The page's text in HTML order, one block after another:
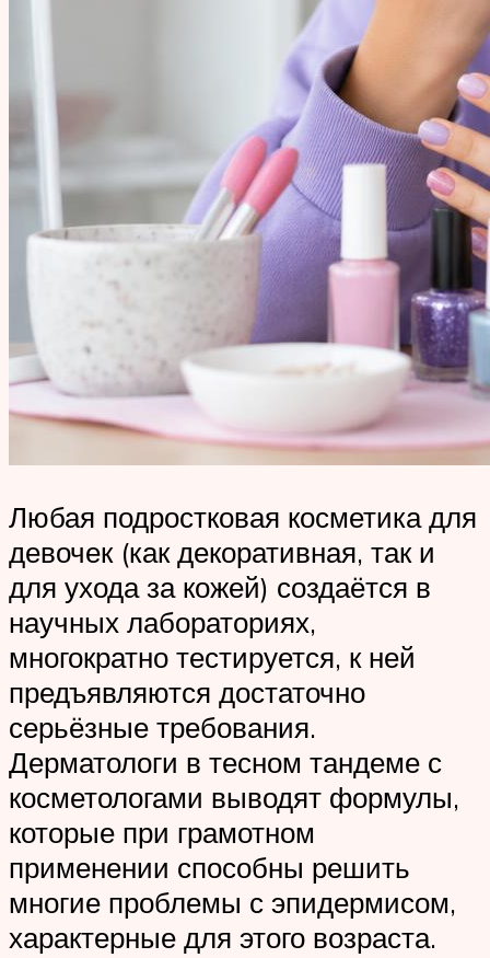
Любая подростковая косметика для
девочек (как декоративная, так и
для ухода за кожей) создаётся в
научных лабораториях,
многократно тестируется, к ней
предъявляются достаточно
серьёзные требования.
Дерматологи в тесном тандеме с
косметологами выводят формулы,
которые при грамотном
применении способны решить
многие проблемы с эпидермисом,
характерные для этого возраста.